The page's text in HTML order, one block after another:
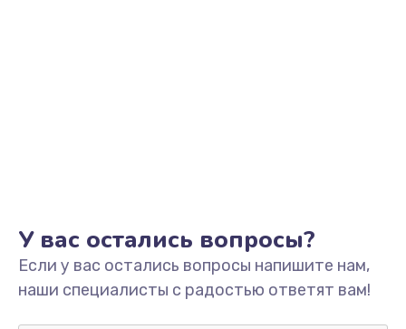
У вас остались вопросы?
Если у вас остались вопросы напишите нам,
наши специалисты с радостью ответят вам!